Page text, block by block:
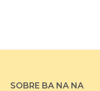
SOBRE BA NA NA